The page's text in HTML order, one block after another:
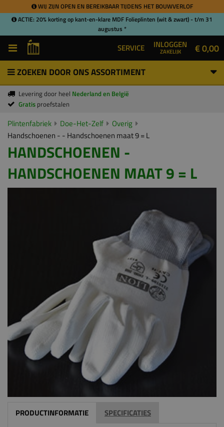
WIJ ZIJN OPEN EN BEREIKBAAR TIJDENS HET BOUWVERLOF
ACTIE: 20% korting op kant-en-klare MDF Folieplinten (wit & zwart) - t/m 31
augustus *
SERVICE INLOGGEN
ZAKELIJK € 0,00
ZOEKEN DOOR ONS ASSORTIMENT
Levering door heel Nederland en België
Gratis proefstalen
Plintenfabriek Doe-Het-Zelf
Overig
Handschoenen - - Handschoenen maat 9 = L
HANDSCHOENEN -
HANDSCHOENEN MAAT 9 = L
PRODUCTINFORMATIE SPECIFICATIES